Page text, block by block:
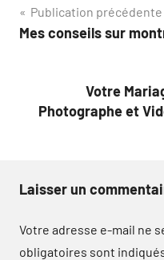
Navigation
de
Publication précédente
Mes conseils sur
Votre
Photographe et
Laisser un
Votre adresse e-mail ne
obligatoires sont